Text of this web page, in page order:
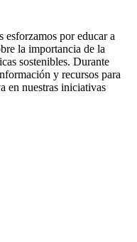
esforzamos por educar a
la importancia de la
sostenibles. Durante
y recursos para
en nuestras iniciativas